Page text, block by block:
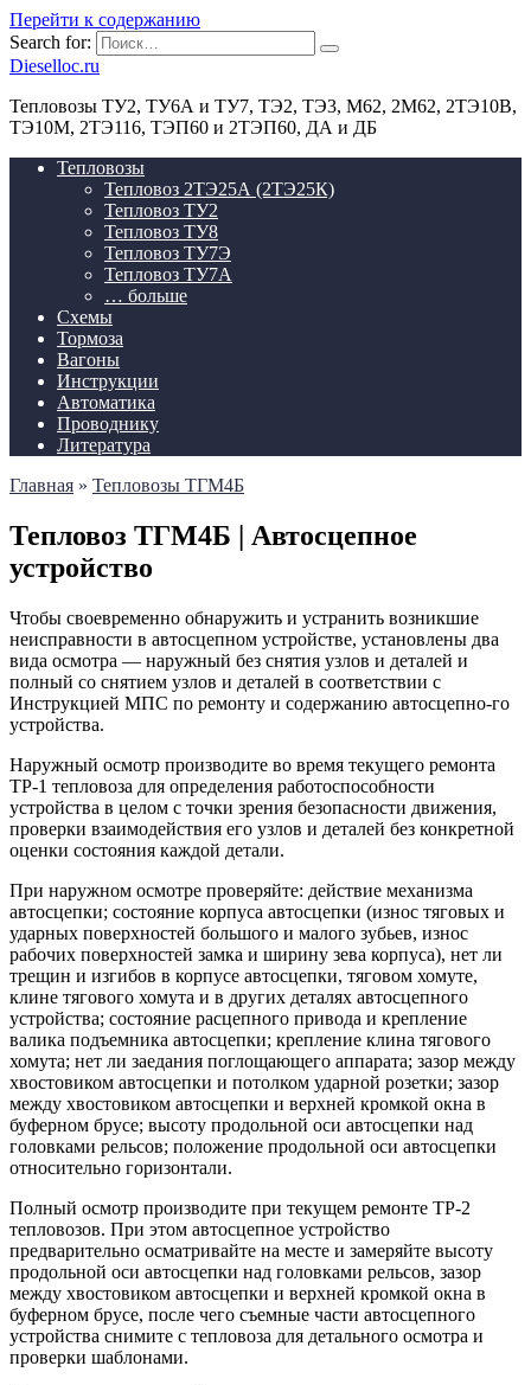
Перейти к содержанию
Search for:
Dieselloc.ru
Тепловозы ТУ2, ТУ6А и ТУ7, ТЭ2, ТЭ3, М62, 2М62, 2ТЭ10В,
ТЭ10М, 2ТЭ116, ТЭП60 и 2ТЭП60, ДА и ДБ
Тепловозы
Тепловоз 2ТЭ25А (2ТЭ25К)
Тепловоз ТУ2
Тепловоз ТУ8
Тепловоз ТУ7Э
Тепловоз ТУ7А
… больше
Схемы
Тормоза
Вагоны
Инструкции
Автоматика
Проводнику
Литература
Главная » Тепловозы ТГМ4Б
Тепловоз ТГМ4Б | Автосцепное
устройство
Чтобы своевременно обнаружить и устранить возникшие
неисправности в автосцепном устройстве, установлены два
вида осмотра — наружный без снятия узлов и деталей и
полный со снятием узлов и деталей в соответствии с
Инструкцией МПС по ремонту и содержанию автосцепно-го
устройства.
Наружный осмотр производите во время текущего ремонта
ТР-1 тепловоза для определения работоспособности
устройства в целом с точки зрения безопасности движения,
проверки взаимодействия его узлов и деталей без конкретной
оценки состояния каждой детали.
При наружном осмотре проверяйте: действие механизма
автосцепки; состояние корпуса автосцепки (износ тяговых и
ударных поверхностей большого и малого зубьев, износ
рабочих поверхностей замка и ширину зева корпуса), нет ли
трещин и изгибов в корпусе автосцепки, тяговом хомуте,
клине тягового хомута и в других деталях автосцепного
устройства; состояние расцепного привода и крепление
валика подъемника автосцепки; крепление клина тягового
хомута; нет ли заедания поглощающего аппарата; зазор между
хвостовиком автосцепки и потолком ударной розетки; зазор
между хвостовиком автосцепки и верхней кромкой окна в
буферном брусе; высоту продольной оси автосцепки над
головками рельсов; положение продольной оси автосцепки
относительно горизонтали.
Полный осмотр производите при текущем ремонте ТР-2
тепловозов. При этом автосцепное устройство
предварительно осматривайте на месте и замеряйте высоту
продольной оси автосцепки над головками рельсов, зазор
между хвостовиком автосцепки и верхней кромкой окна в
буферном брусе, после чего съемные части автосцепного
устройства снимите с тепловоза для детального осмотра и
проверки шаблонами.